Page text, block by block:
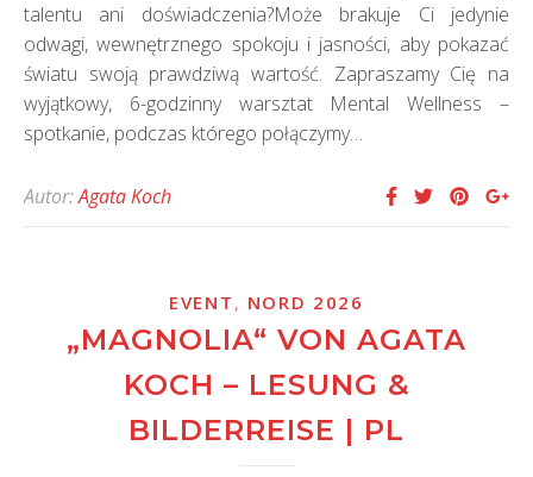
talentu ani doświadczenia?Może brakuje Ci jedynie
odwagi, wewnętrznego spokoju i jasności, aby pokazać
światu swoją prawdziwą wartość. Zapraszamy Cię na
wyjątkowy, 6-godzinny warsztat Mental Wellness –
spotkanie, podczas którego połączymy…
Autor:Agata Koch
EVENT , NORD 2026
„MAGNOLIA“ VON AGATA
KOCH – LESUNG &
BILDERREISE | PL